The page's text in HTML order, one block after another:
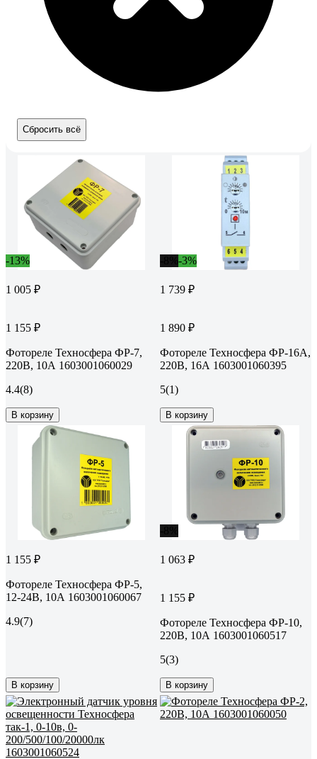
Сбросить всё
-13%
1 005 ₽
1 155 ₽
Фотореле Техносфера ФР-7,
220В, 10А 1603001060029
4.4(8)
В корзину
-3%
1 739 ₽
1 890 ₽
Фотореле Техносфера ФР-16А,
220В, 16А 1603001060395
5(1)
В корзину
1 155 ₽
Фотореле Техносфера ФР-5,
12-24В, 10А 1603001060067
4.9(7)
В корзину
1 063 ₽
1 155 ₽
Фотореле Техносфера ФР-10,
220В, 10А 1603001060517
5(3)
В корзину